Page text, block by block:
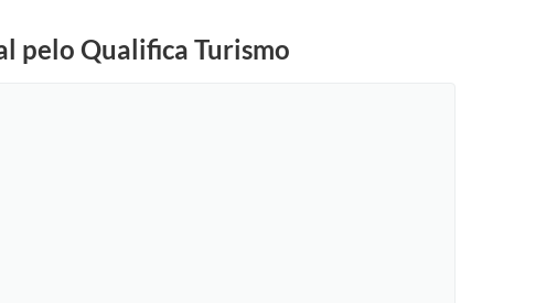
pelo Qualifica Turismo